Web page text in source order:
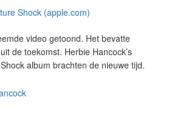
video getoond. Het bevatte
de toekomst. Herbie Hancock’s
album brachten de nieuwe tijd.